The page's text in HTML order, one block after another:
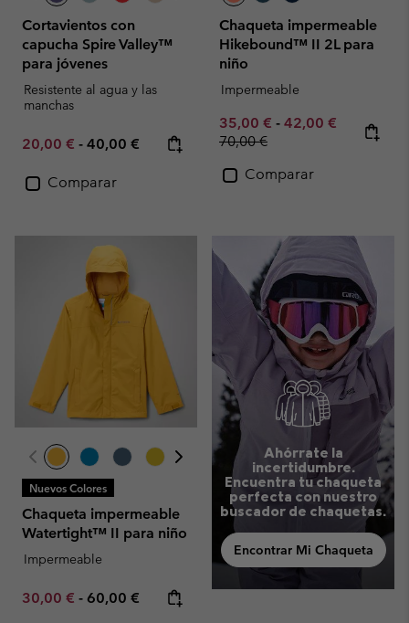
Cortavientos con
capucha Spire Valley™
para jóvenes
Resistente al agua y las
manchas
Minimum sale price:
20,00 € - Maximum price:
40,00 €
Comparar
Chaqueta impermeable
Hikebound™ II 2L para
niño
Impermeable
Minimum sale price:
35,00 € - Maximum sale
42,00 € Regular
70,00 €
Comparar
Nuevos Colores
Chaqueta impermeable
Watertight™ II para niño
Impermeable
Minimum sale price:
30,00 € - Maximum price:
60,00 €
Ahórrate la
incertidumbre.
Encuentra tu chaqueta
perfecta con nuestro
buscador de chaquetas.
Encontrar Mi Chaqueta